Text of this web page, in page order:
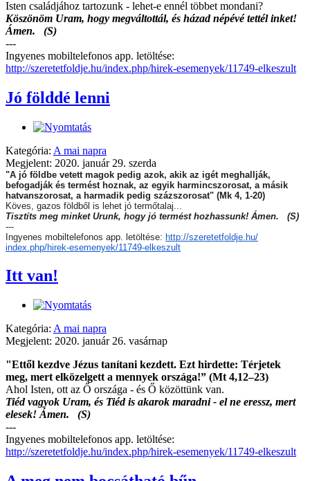
Isten családjához tartozunk - lehet-e ennél többet mondani?
Köszönöm Uram, hogy megváltottál, és házad népévé tettél inket!
Ámen. (S)
---
Ingyenes mobiltelefonos app. letöltése:
http://szeretetfoldje.hu/index.php/hirek-esemenyek/11749-elkeszult
Jó földdé lenni
Kategória: A mai napra
Megjelent: 2020. január 29. szerda
"A jó földbe vetett magok pedig azok, akik az igét meghallják,
befogadják és termést hoznak, az egyik harmincszorosat, a másik
hatvanszorosat, a harmadik pedig százszorosat" (Mk 4, 1-20)
Köves, gazos földből is lehet jó termőtalaj...
Tisztíts meg minket Urunk, hogy jó termést hozhassunk! Ámen. (S)
---
Ingyenes mobiltelefonos app. letöltése: http://szeretetfoldje.hu/
index.php/hirek-esemenyek/11749-elkeszult
Itt van!
Kategória: A mai napra
Megjelent: 2020. január 26. vasárnap
"Ettől kezdve Jézus tanítani kezdett. Ezt hirdette: Térjetek
meg, mert elközelgett a mennyek országa!” (Mt 4,12–23)
Ahol Isten, ott az Ő országa - és Ő közöttünk van.
Tiéd vagyok Uram, és Tiéd is akarok maradni - el ne eressz, mert
elesek! Ámen. (S)
---
Ingyenes mobiltelefonos app. letöltése:
http://szeretetfoldje.hu/index.php/hirek-esemenyek/11749-elkeszult